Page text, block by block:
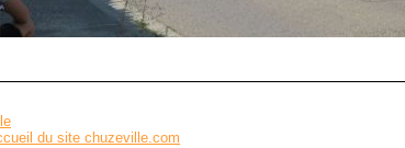
du site chuzeville.com